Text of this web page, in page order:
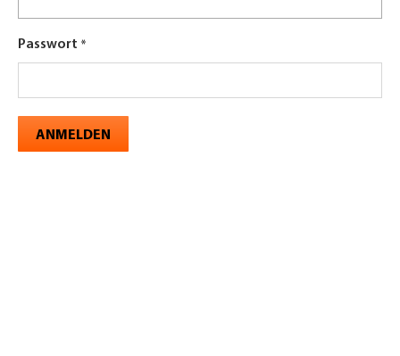
Passwort
ANMELDEN